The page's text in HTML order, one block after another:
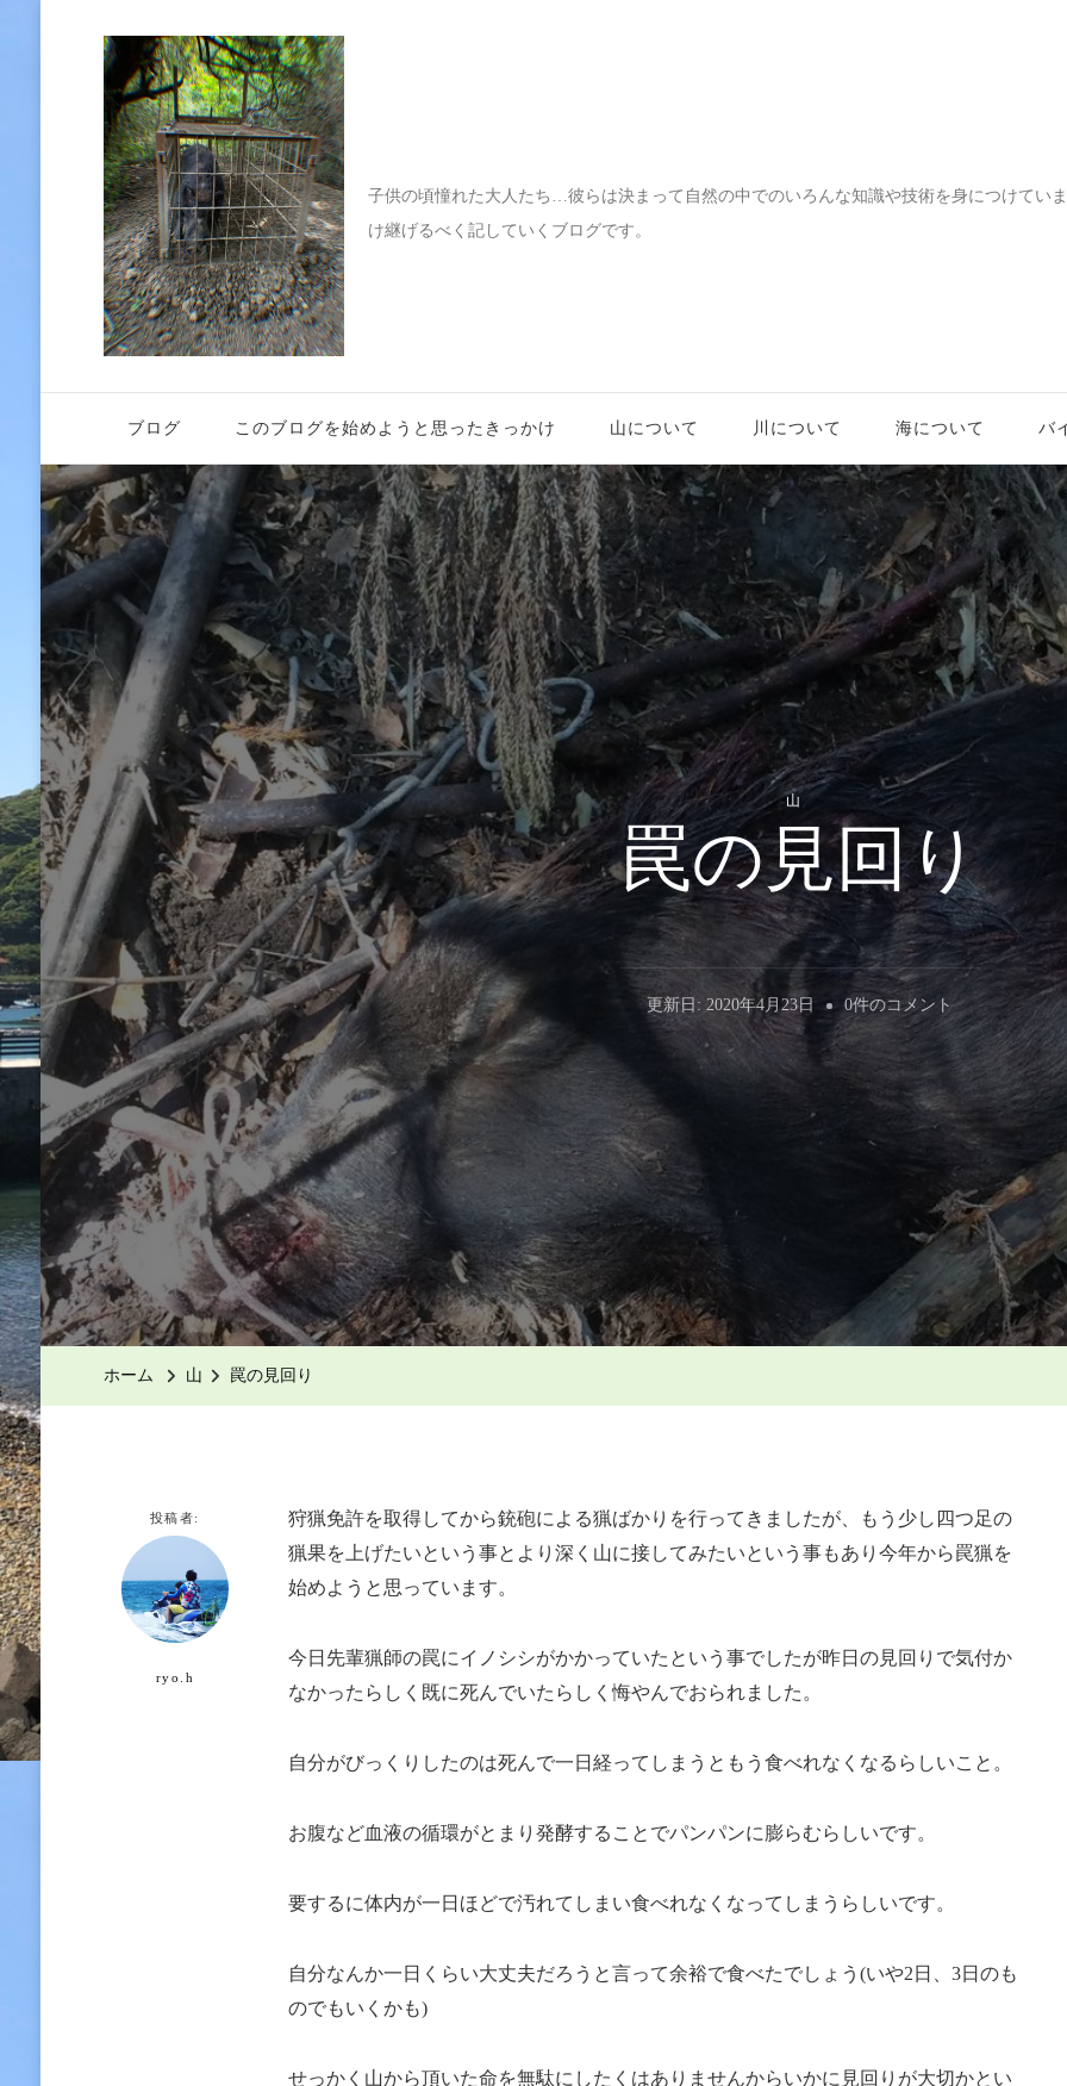
子供の頃憧れた大人たち…彼らは決まって自然の中でのいろんな知識や技術を身につけてい
け継げるべく記していくブログです。
ブログ このブログを始めようと思ったきっかけ 山について 川について 海について バ
山
罠の見回り
更新日: 2020年4月23日
罠
の
0件のコメント
ホーム 山 罠の見回り
投稿者:
ryo.h
狩猟免許を取得してから銃砲による猟ばかりを行ってきましたが、もう少し四つ足の
猟果を上げたいという事とより深く山に接してみたいという事もあり今年から罠猟を
始めようと思っています。
今日先輩猟師の罠にイノシシがかかっていたという事でしたが昨日の見回りで気付か
なかったらしく既に死んでいたらしく悔やんでおられました。
自分がびっくりしたのは死んで一日経ってしまうともう食べれなくなるらしいこと。
お腹など血液の循環がとまり発酵することでパンパンに膨らむらしいです。
要するに体内が一日ほどで汚れてしまい食べれなくなってしまうらしいです。
自分なんか一日くらい大丈夫だろうと言って余裕で食べたでしょう(いや2日、3日のも
のでもいくかも)
せっかく山から頂いた命を無駄にしたくはありませんからいかに見回りが大切かとい